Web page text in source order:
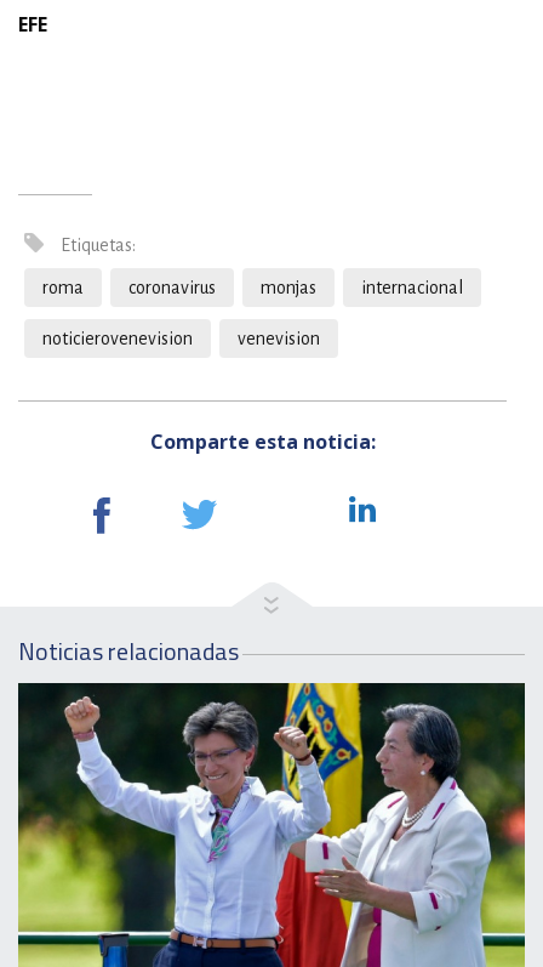
EFE
Etiquetas:
roma coronavirus monjas internacional
noticierovenevision venevision
Comparte esta noticia:
Noticias relacionadas